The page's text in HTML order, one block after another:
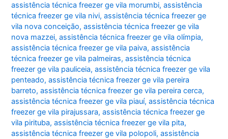
assistência técnica freezer ge vila morumbi,assistência
técnica freezer ge vila nivi,assistência técnica freezer ge
vila nova conceição,assistência técnica freezer ge vila
nova mazzei,assistência técnica freezer ge vila olímpia,
assistência técnica freezer ge vila paiva,assistência
técnica freezer ge vila palmeiras,assistência técnica
freezer ge vila pauliceia,assistência técnica freezer ge vila
penteado,assistência técnica freezer ge vila pereira
barreto,assistência técnica freezer ge vila pereira cerca,
assistência técnica freezer ge vila piauí,assistência técnica
freezer ge vila pirajussara,assistência técnica freezer ge
vila pirituba,assistência técnica freezer ge vila pita,
assistência técnica freezer ge vila polopoli,assistência